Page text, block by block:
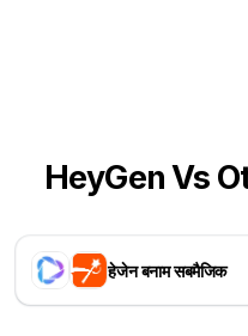
HeyGen Vs
हेजेन बनाम सबमैजिक